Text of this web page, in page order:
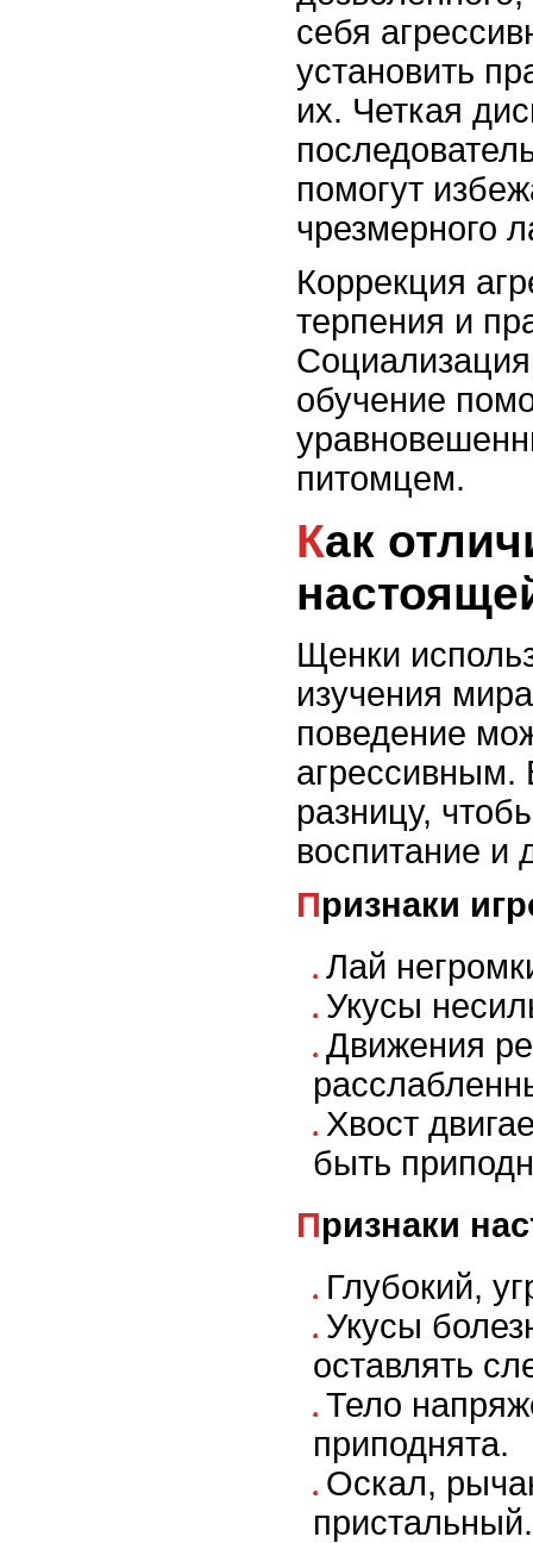
себя
установить
их. Четкая
помогут
чрезмерного
Коррекция
терпения и
обучение
питомцем.
Как отличить игру от
Щенки
изучения
поведение
агрессивным.
разницу,
воспитание и
Признаки
Лай
Укусы
Движения
Хвост
быть
Признаки
Глубокий,
Укусы
оставлять
Тело
приподнята.
Оскал,
пристальный.